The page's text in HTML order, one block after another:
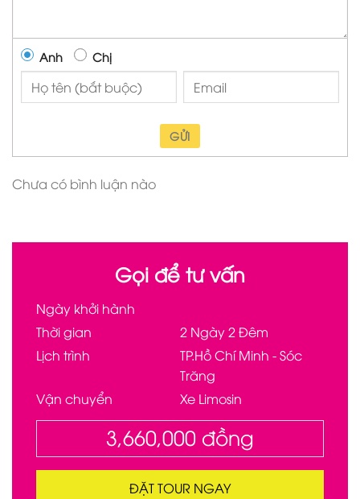
Anh Chị
GỬI
Chưa có bình luận nào
Gọi để tư vấn
Ngày khởi hành
Thời gian
2 Ngày 2 Đêm
Lịch trình
TP.Hồ Chí Minh - Sóc
Trăng
Vận chuyển
Xe Limosin
3,660,000 đồng
ĐẶT TOUR NGAY